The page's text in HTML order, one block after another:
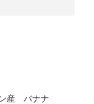
産 バナナ